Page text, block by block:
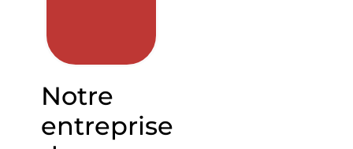
Notre
entreprise